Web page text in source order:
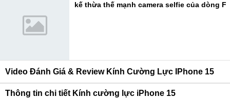
kế thừa thế mạnh camera selfie của dòng F
Video Đánh Giá & Review Kính Cường Lực IPhone 15
Thông tin chi tiết Kính cường lực iPhone 15